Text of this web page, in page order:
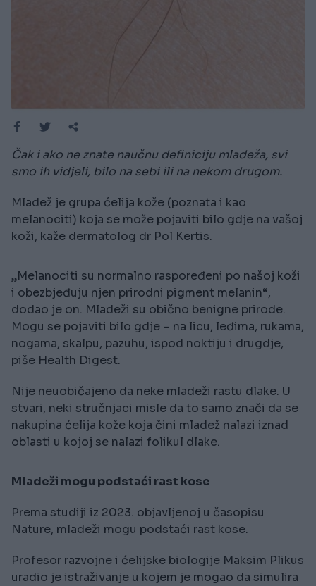
Čak i ako ne znate naučnu definiciju mladeža, svi
smo ih vidjeli, bilo na sebi ili na nekom drugom.
Mladež je grupa ćelija kože (poznata i kao
melanociti) koja se može pojaviti bilo gdje na vašoj
koži, kaže dermatolog dr Pol Kertis.
„Melanociti su normalno raspoređeni po našoj koži
i obezbjeđuju njen prirodni pigment melanin“,
dodao je on. Mladeži su obično benigne prirode.
Mogu se pojaviti bilo gdje – na licu, leđima, rukama,
nogama, skalpu, pazuhu, ispod noktiju i drugdje,
piše Health Digest.
Nije neuobičajeno da neke mladeži rastu dlake. U
stvari, neki stručnjaci misle da to samo znači da se
nakupina ćelija kože koja čini mladež nalazi iznad
oblasti u kojoj se nalazi folikul dlake.
Mladeži mogu podstaći rast kose
Prema studiji iz 2023. objavljenoj u časopisu
Nature, mladeži mogu podstaći rast kose.
Profesor razvojne i ćelijske biologije Maksim Plikus
uradio je istraživanje u kojem je mogao da simulira